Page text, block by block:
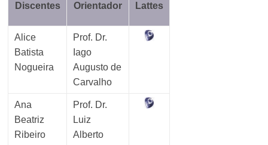
Discentes Orientador Lattes
Alice
Batista
Nogueira
Prof. Dr.
Iago
Augusto de
Carvalho
Ana
Beatriz
Ribeiro
Prof. Dr.
Luiz
Alberto